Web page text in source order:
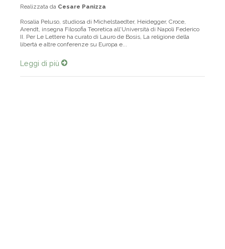
Realizzata da Cesare Panizza
Rosalia Peluso, studiosa di Michelstaedter, Heidegger, Croce,
Arendt, insegna Filosofia Teoretica all'Università di Napoli Federico
II. Per Le Lettere ha curato di Lauro de Bosis, La religione della
libertà e altre conferenze su Europa e...
Leggi di più